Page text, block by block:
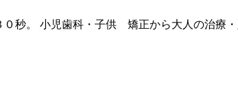
。 小児歯科・子供 矯正から大人の治療・